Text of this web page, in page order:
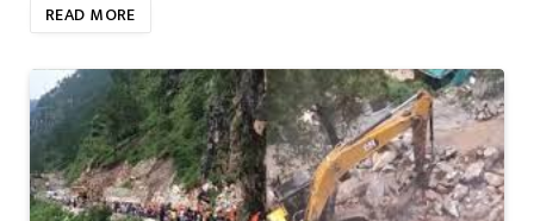
READ MORE